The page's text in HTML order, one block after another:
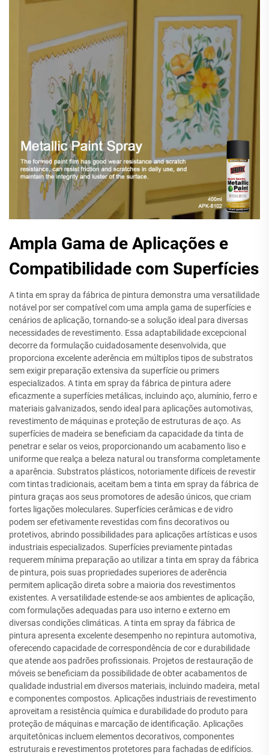
Ampla Gama de Aplicações e
Compatibilidade com Superfícies
A tinta em spray da fábrica de pintura demonstra uma versatilidade
notável por ser compatível com uma ampla gama de superfícies e
cenários de aplicação, tornando-se a solução ideal para diversas
necessidades de revestimento. Essa adaptabilidade excepcional
decorre da formulação cuidadosamente desenvolvida, que
proporciona excelente aderência em múltiplos tipos de substratos
sem exigir preparação extensiva da superfície ou primers
especializados. A tinta em spray da fábrica de pintura adere
eficazmente a superfícies metálicas, incluindo aço, alumínio, ferro e
materiais galvanizados, sendo ideal para aplicações automotivas,
revestimento de máquinas e proteção de estruturas de aço. As
superfícies de madeira se beneficiam da capacidade da tinta de
penetrar e selar os veios, proporcionando um acabamento liso e
uniforme que realça a beleza natural ou transforma completamente
a aparência. Substratos plásticos, notoriamente difíceis de revestir
com tintas tradicionais, aceitam bem a tinta em spray da fábrica de
pintura graças aos seus promotores de adesão únicos, que criam
fortes ligações moleculares. Superfícies cerâmicas e de vidro
podem ser efetivamente revestidas com fins decorativos ou
protetivos, abrindo possibilidades para aplicações artísticas e usos
industriais especializados. Superfícies previamente pintadas
requerem mínima preparação ao utilizar a tinta em spray da fábrica
de pintura, pois suas propriedades superiores de aderência
permitem aplicação direta sobre a maioria dos revestimentos
existentes. A versatilidade estende-se aos ambientes de aplicação,
com formulações adequadas para uso interno e externo em
diversas condições climáticas. A tinta em spray da fábrica de
pintura apresenta excelente desempenho no repintura automotiva,
oferecendo capacidade de correspondência de cor e durabilidade
que atende aos padrões profissionais. Projetos de restauração de
móveis se beneficiam da possibilidade de obter acabamentos de
qualidade industrial em diversos materiais, incluindo madeira, metal
e componentes compostos. Aplicações industriais de revestimento
aproveitam a resistência química e durabilidade do produto para
proteção de máquinas e marcação de identificação. Aplicações
arquitetônicas incluem elementos decorativos, componentes
estruturais e revestimentos protetores para fachadas de edifícios.